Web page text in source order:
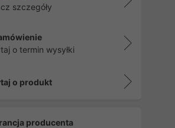
szczegóły
o termin wysyłki
o produkt
producenta